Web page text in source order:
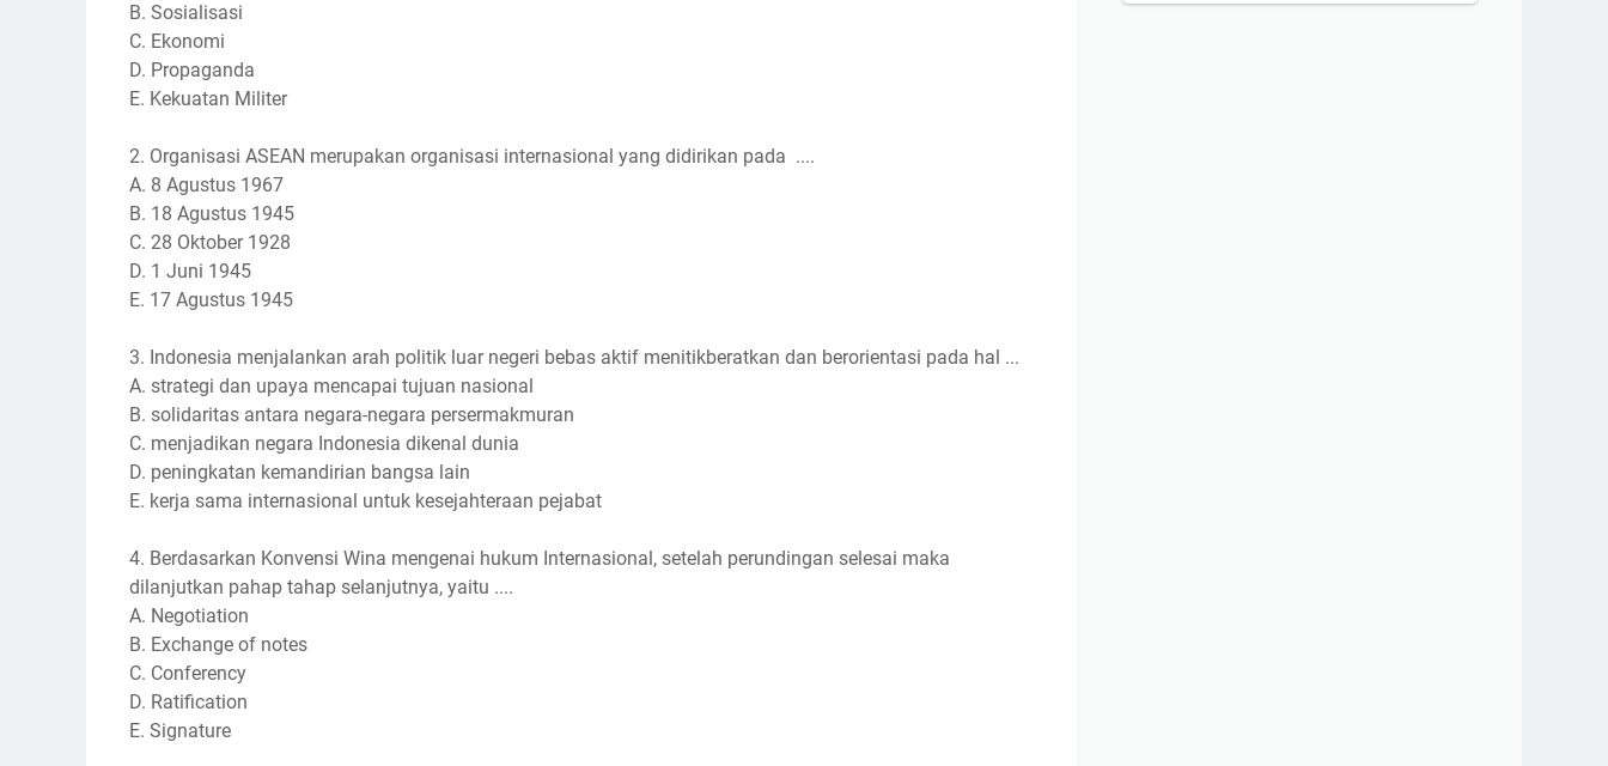
B. Sosialisasi
C. Ekonomi
D. Propaganda
E. Kekuatan Militer
2. Organisasi ASEAN merupakan organisasi internasional yang didirikan pada ....
A. 8 Agustus 1967
B. 18 Agustus 1945
C. 28 Oktober 1928
D. 1 Juni 1945
E. 17 Agustus 1945
3. Indonesia menjalankan arah politik luar negeri bebas aktif menitikberatkan dan berorientasi pada hal ...
A. strategi dan upaya mencapai tujuan nasional
B. solidaritas antara negara-negara persermakmuran
C. menjadikan negara Indonesia dikenal dunia
D. peningkatan kemandirian bangsa lain
E. kerja sama internasional untuk kesejahteraan pejabat
4. Berdasarkan Konvensi Wina mengenai hukum Internasional, setelah perundingan selesai maka
dilanjutkan pahap tahap selanjutnya, yaitu ....
A. Negotiation
B. Exchange of notes
C. Conferency
D. Ratification
E. Signature